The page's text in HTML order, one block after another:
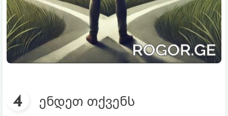
ენდეთ თქვენს